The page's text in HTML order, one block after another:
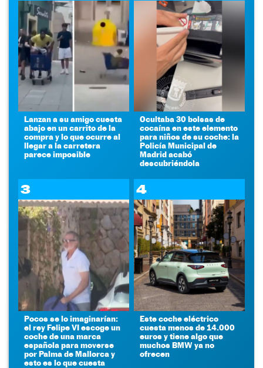
Lanzan a su amigo cuesta
abajo en un carrito de la
compra y lo que ocurre al
llegar a la carretera
parece imposible
Ocultaba 30 bolsas de
cocaína en este elemento
para niños de su coche: la
Policía Municipal de
Madrid acabó
descubriéndola
3
Pocos se lo imaginarían:
el rey Felipe VI escoge un
coche de una marca
española para moverse
por Palma de Mallorca y
esto es lo que cuesta
4
Este coche eléctrico
cuesta menos de 14.000
euros y tiene algo que
muchos BMW ya no
ofrecen